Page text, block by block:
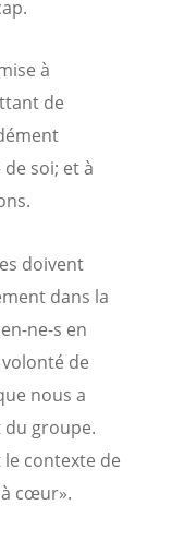
à
de
soi; et à
doivent
dans la
ne-s en
de
nous a
du groupe.
contexte de
cœur».